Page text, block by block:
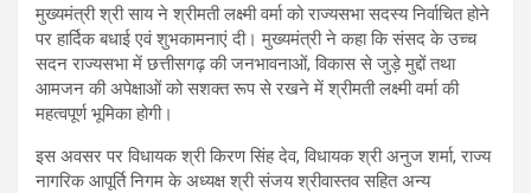
मुख्यमंत्री श्री साय ने श्रीमती लक्ष्मी वर्मा को राज्यसभा सदस्य निर्वाचित होने
पर हार्दिक बधाई एवं शुभकामनाएं दी। मुख्यमंत्री ने कहा कि संसद के उच्च
सदन राज्यसभा में छत्तीसगढ़ की जनभावनाओं, विकास से जुड़े मुद्दों तथा
आमजन की अपेक्षाओं को सशक्त रूप से रखने में श्रीमती लक्ष्मी वर्मा की
महत्वपूर्ण भूमिका होगी।
इस अवसर पर विधायक श्री किरण सिंह देव, विधायक श्री अनुज शर्मा, राज्य
नागरिक आपूर्ति निगम के अध्यक्ष श्री संजय श्रीवास्तव सहित अन्य